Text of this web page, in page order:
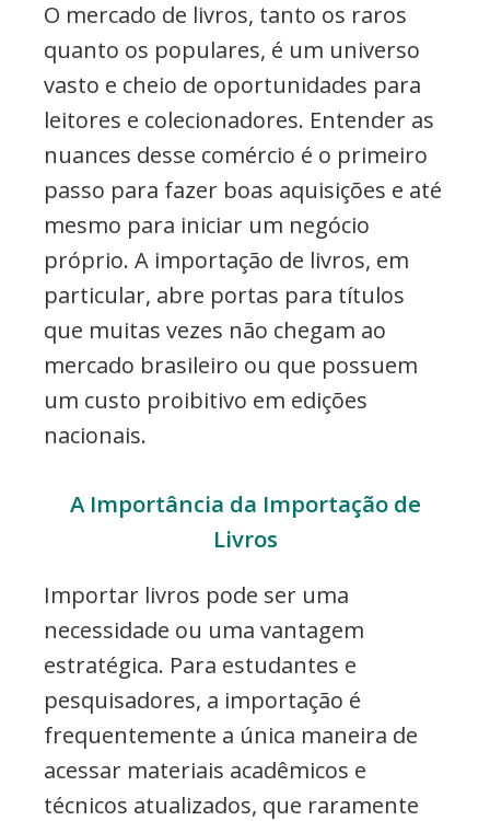
O mercado de livros, tanto os raros
quanto os populares, é um universo
vasto e cheio de oportunidades para
leitores e colecionadores. Entender as
nuances desse comércio é o primeiro
passo para fazer boas aquisições e até
mesmo para iniciar um negócio
próprio. A importação de livros, em
particular, abre portas para títulos
que muitas vezes não chegam ao
mercado brasileiro ou que possuem
um custo proibitivo em edições
nacionais.
A Importância da Importação de
Livros
Importar livros pode ser uma
necessidade ou uma vantagem
estratégica. Para estudantes e
pesquisadores, a importação é
frequentemente a única maneira de
acessar materiais acadêmicos e
técnicos atualizados, que raramente